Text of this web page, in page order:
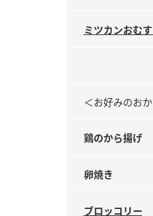
ミツカンおむ
＜お好みのお
鶏のから揚げ
卵焼き
ブロッコリー